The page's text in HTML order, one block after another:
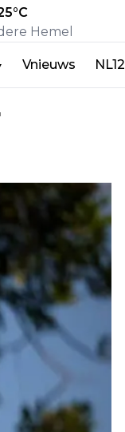
°C
Hemel
Vnieuws NL12